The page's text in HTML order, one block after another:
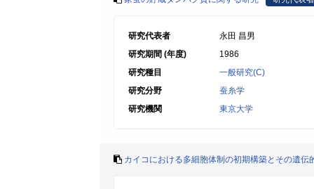
研究代表者
永田 昌男
研究期間 (年度)
1986
研究種目
一般研究(C)
研究分野
蚕糸学
研究機関
東京大学
カイコにおける多細胞体制の初期構築とその遺伝